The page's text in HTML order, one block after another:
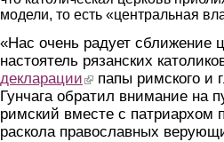
модели, то есть «центральная
«Нас очень радует сближение
настоятель рязанских
декларации (link is external)
папы римского
Гунчага обратил внимание на
римский вместе с патриархом
раскола православных